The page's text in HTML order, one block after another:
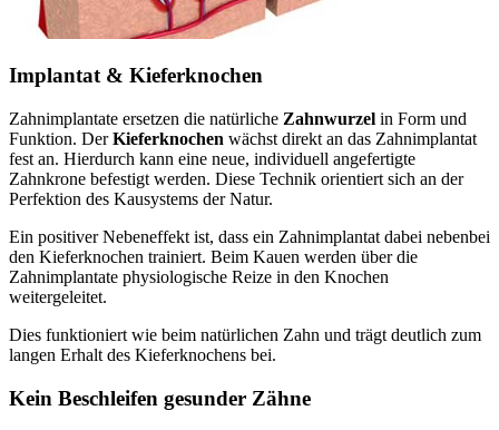
Implantat & Kieferknochen
Zahnimplantate ersetzen die natürliche Zahnwurzel in Form und
Funktion. DerKieferknochen wächst direkt an das Zahnimplantat
fest an. Hierdurch kann eine neue, individuell angefertigte
Zahnkrone befestigt werden. Diese Technik orientiert sich an der
Perfektion des Kausystems der Natur.
Ein positiver Nebeneffekt ist, dass ein Zahnimplantat dabei nebenbei
den Kieferknochen trainiert. Beim Kauen werden über die
Zahnimplantate physiologische Reize in den Knochen
weitergeleitet.
Dies funktioniert wie beim natürlichen Zahn und trägt deutlich zum
langen Erhalt des Kieferknochens bei.
Kein Beschleifen gesunder Zähne